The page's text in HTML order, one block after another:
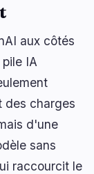
2 heures
aux côtés
IA
des charges
d'une
sans
raccourcit le